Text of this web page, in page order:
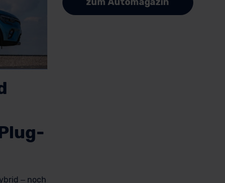
– noch